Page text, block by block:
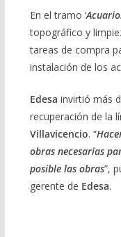
En el tramo ‘
topográfico y
tareas de compra
instalación de los
Edesa invirtió más
recuperación de la
Villavicencio. “
obras necesarias
posible las obras”,
gerente de Edesa.